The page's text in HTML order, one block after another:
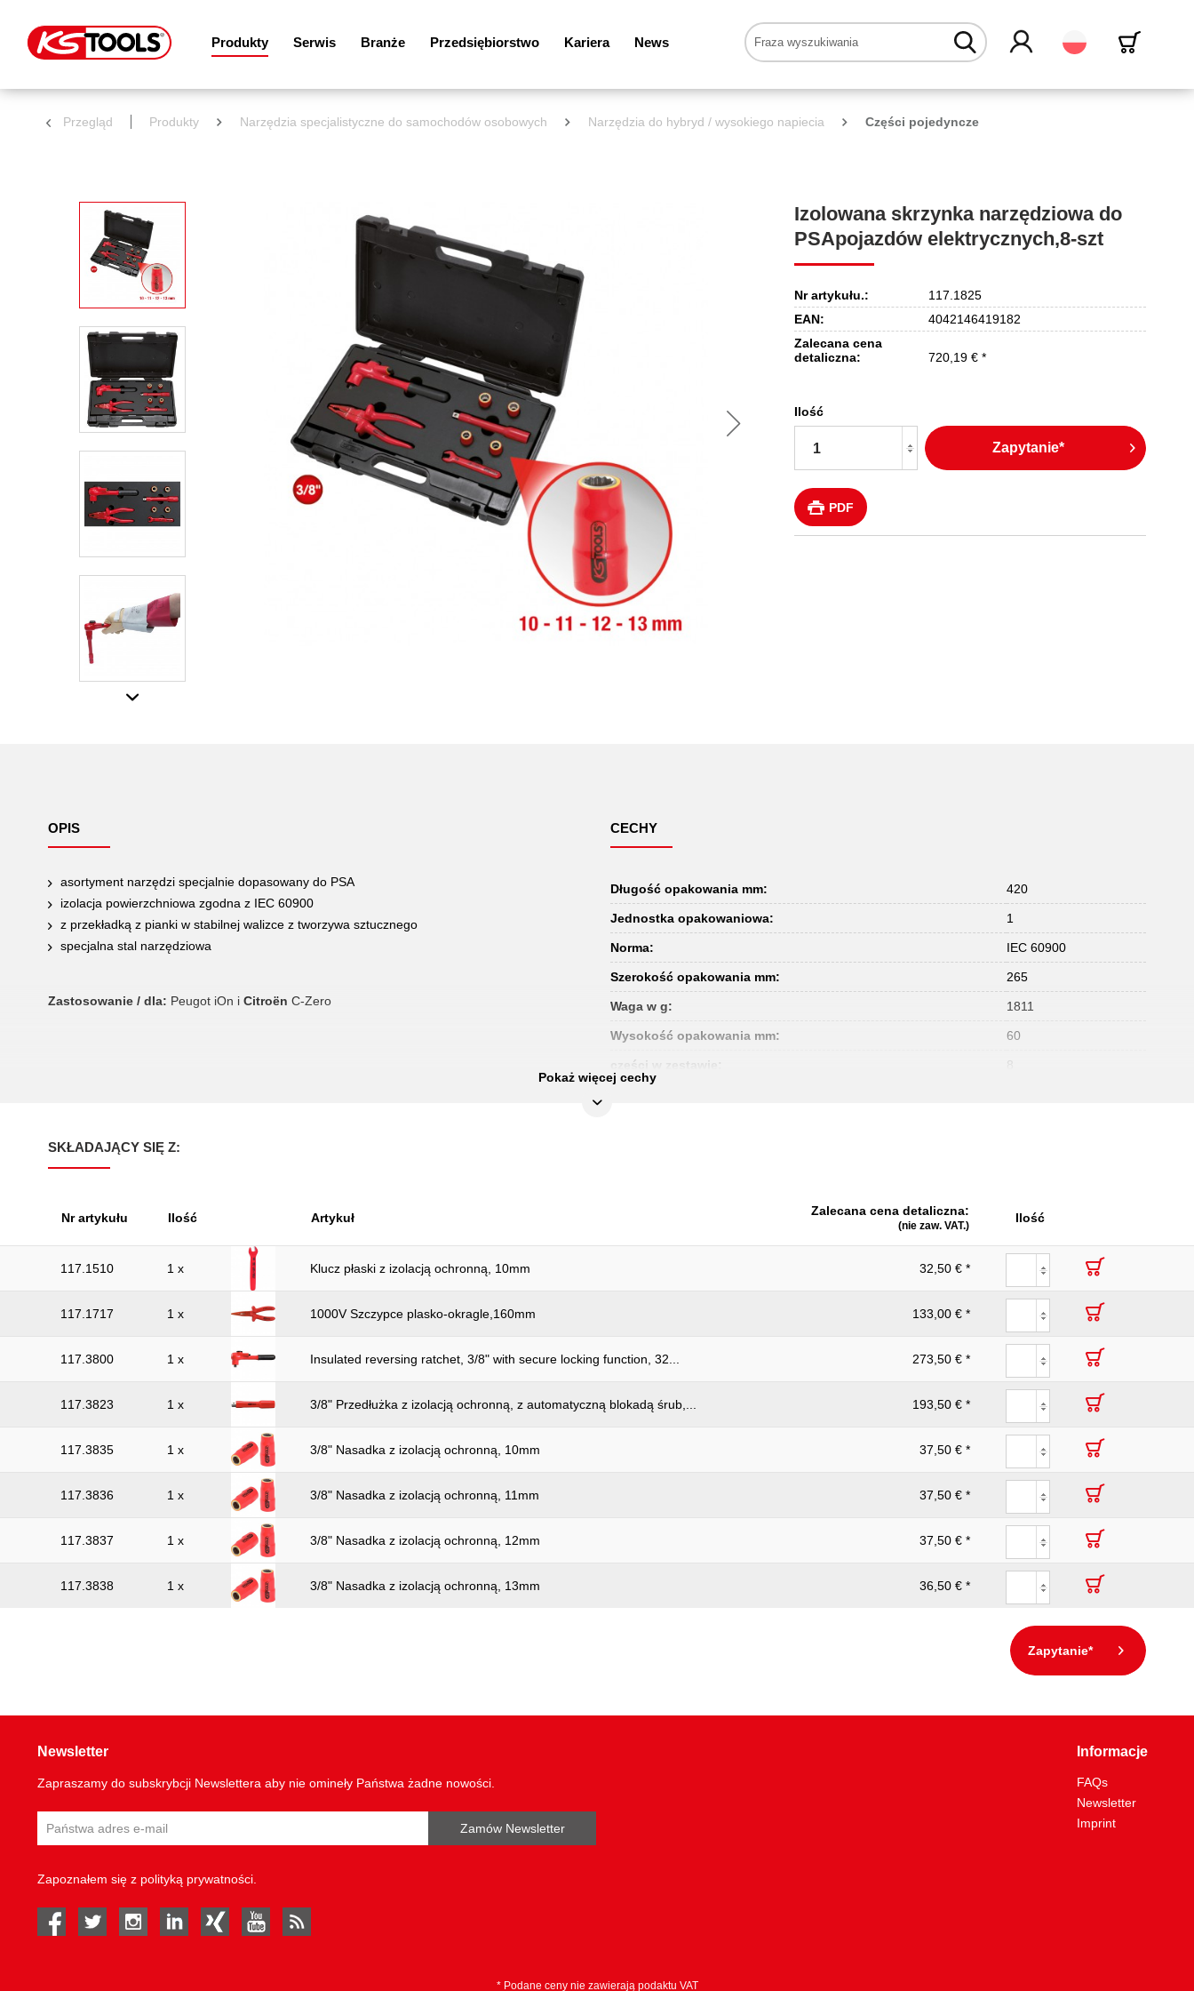
Produkty Serwis Branże Przedsiębiorstwo Kariera News Polski
Przegląd Produkty Narzędzia specjalistyczne do samochodów osobowych Narzędzia do hybryd / wysokiego napiecia Części pojedyncze
Izolowana skrzynka narzędziowa do
PSApojazdów elektrycznych,8-szt
Nr artykułu.:
117.1825
EAN:
4042146419182
Zalecana cena
detaliczna:
720,19 € *
Ilość
Zapytanie*
PDF
OPIS
asortyment narzędzi specjalnie dopasowany do PSA
izolacja powierzchniowa zgodna z IEC 60900
z przekładką z pianki w stabilnej walizce z tworzywa sztucznego
specjalna stal narzędziowa
Zastosowanie / dla: Peugot iOn i Citroën C-Zero
CECHY
Długość opakowania mm: 420
Jednostka opakowaniowa: 1
Norma: IEC 60900
Szerokość opakowania mm: 265
Waga w g: 1811
Wysokość opakowania mm: 60
części w zestawie:
8
Pokaż więcej cechy
SKŁADAJĄCY SIĘ Z:
Nr artykułu Ilość Artykuł Zalecana cena detaliczna:
(nie zaw. VAT.)
Ilość
117.1510 1 x Klucz płaski z izolacją ochronną, 10mm 32,50 € *
117.1717 1 x 1000V Szczypce plasko-okragle,160mm 133,00 € *
117.3800 1 x Insulated reversing ratchet, 3/8" with secure locking function, 32... 273,50 € *
117.3823 1 x 3/8" Przedłużka z izolacją ochronną, z automatyczną blokadą śrub,... 193,50 € *
117.3835 1 x 3/8" Nasadka z izolacją ochronną, 10mm 37,50 € *
117.3836 1 x 3/8" Nasadka z izolacją ochronną, 11mm 37,50 € *
117.3837 1 x 3/8" Nasadka z izolacją ochronną, 12mm 37,50 € *
117.3838 1 x 3/8" Nasadka z izolacją ochronną, 13mm 36,50 € *
Zapytanie*
Newsletter
Zapraszamy do subskrybcji Newslettera aby nie omineły Państwa żadne nowości.
Zamów Newsletter
Zapoznałem się z polityką prywatności
facebook twitter instagramlinked in Xing youtube
Informacje
FAQs
Newsletter
Imprint
* Podane ceny nie zawierają podaktu VAT